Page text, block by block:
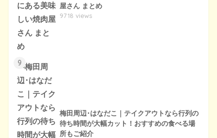
屋さん まとめ
9718 views
9
梅田周辺･はなだこ｜テイクアウトなら行列の
待ち時間が大幅カット！おすすめの食べる場
所もご紹介